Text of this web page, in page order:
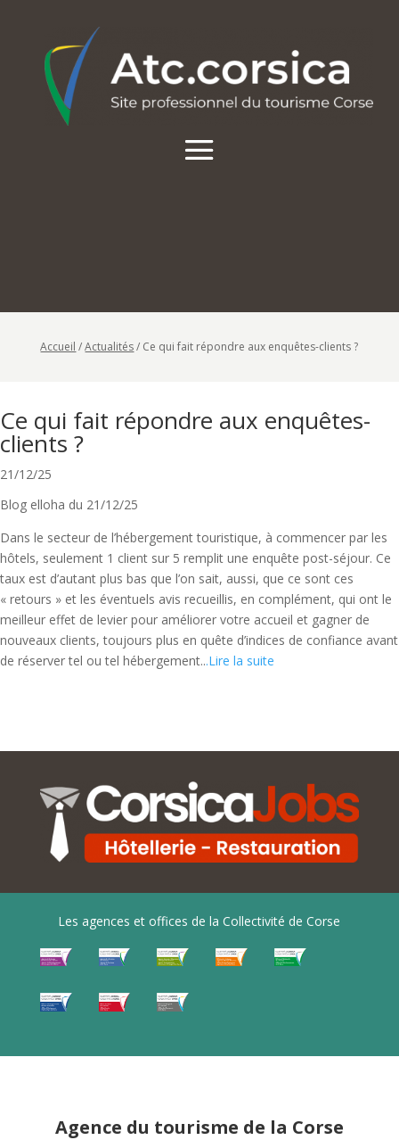
Accueil /Actualités/ Ce qui fait répondre aux enquêtes-clients ?
Ce qui fait répondre aux enquêtes-
clients ?
21/12/25
Blog elloha du 21/12/25
Dans le secteur de l’hébergement touristique, à commencer par les
hôtels, seulement 1 client sur 5 remplit une enquête post-séjour. Ce
taux est d’autant plus bas que l’on sait, aussi, que ce sont ces
« retours » et les éventuels avis recueillis, en complément, qui ont le
meilleur effet de levier pour améliorer votre accueil et gagner de
nouveaux clients, toujours plus en quête d’indices de confiance avant
de réserver tel ou tel hébergement...Lire la suite
Les agences et offices de la Collectivité de Corse
Agence du tourisme de la Corse